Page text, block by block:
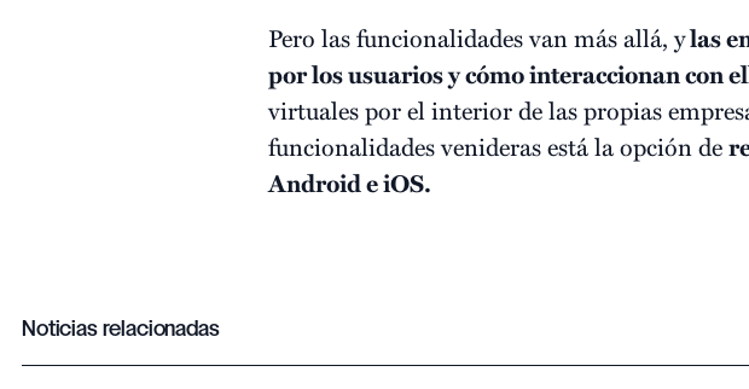
Pero las funcionalidades van más allá, ylas
por los usuarios y cómo interaccionan con
virtuales por el interior de las propias
funcionalidades venideras está la opción de
Android e iOS.
Noticias relacionadas